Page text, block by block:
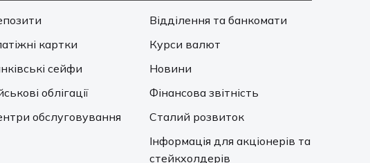
картки
сейфи
облігації
обслуговування
Відділення та банкомати
Курси валют
Новини
Фінансова звітність
Сталий розвиток
Інформація для акціонерів та
стейкхолдерів